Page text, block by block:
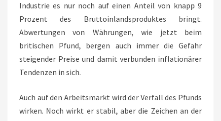
Industrie es nur noch auf einen Anteil von knapp 9
Prozent des Bruttoinlandsproduktes bringt.
Abwertungen von Währungen, wie jetzt beim
britischen Pfund, bergen auch immer die Gefahr
steigender Preise und damit verbunden inflationärer
Tendenzen in sich.
Auch auf den Arbeitsmarkt wird der Verfall des Pfunds
wirken. Noch wirkt er stabil, aber die Zeichen an der